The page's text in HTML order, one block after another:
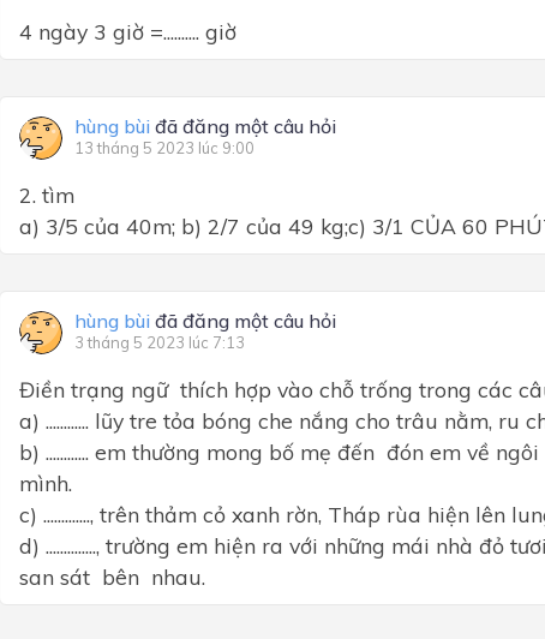
4 ngày 3 giờ =.......... giờ
hùng bùi đã đăng một câu hỏi
13 tháng 5 2023 lúc 9:00
2. tìm
a) 3/5 của 40m; b) 2/7 của 49 kg;c) 3/1 CỦA 60
hùng bùi đã đăng một câu hỏi
3 tháng 5 2023 lúc 7:13
Điền trạng ngữ thích hợp vào chỗ trống trong các
a) ............ lũy tre tỏa bóng che nắng cho trâu nằm, ru
b) ............ em thường mong bố mẹ đến đón em về
mình.
c) ............., trên thảm cỏ xanh rờn, Tháp rùa hiện lên
d) .............., trường em hiện ra với những mái nhà đỏ
san sát bên nhau.